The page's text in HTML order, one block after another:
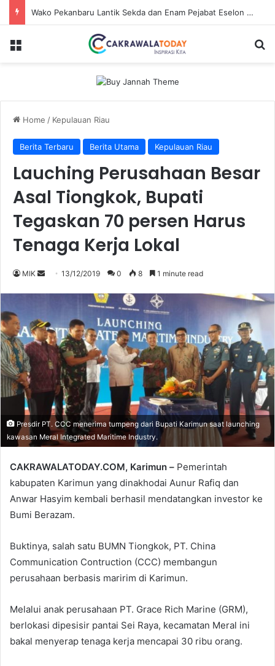
Wako Pekanbaru Lantik Sekda dan Enam Pejabat Eselon Lainnya
Menu
Home / Kepulauan Riau
Berita Terbaru Berita Utama Kepulauan Riau
Lauching Perusahaan Besar
Asal Tiongkok, Bupati
Tegaskan 70 persen Harus
Tenaga Kerja Lokal
MIK
Send13/12/2019 0 8 1 minute read
Presdir PT. CCC menerima tumpeng dari Bupati Karimun saat launching
kawasan Meral Integrated Maritime Industry.
CAKRAWALATODAY.COM, Karimun – Pemerintah
kabupaten Karimun yang dinakhodai Aunur Rafiq dan
Anwar Hasyim kembali berhasil mendatangkan investor ke
Bumi Berazam.
Buktinya, salah satu BUMN Tiongkok, PT. China
Communication Contruction (CCC) membangun
perusahaan berbasis maririm di Karimun.
Melalui anak perusahaan PT. Grace Rich Marine (GRM),
berlokasi dipesisir pantai Sei Raya, kecamatan Meral ini
bakal menyerap tenaga kerja mencapai 30 ribu orang.